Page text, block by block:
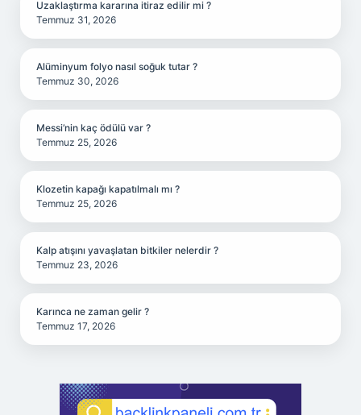
Uzaklaştırma kararına itiraz edilir mi ?
Temmuz 31, 2026
Alüminyum folyo nasıl soğuk tutar ?
Temmuz 30, 2026
Messi’nin kaç ödülü var ?
Temmuz 25, 2026
Klozetin kapağı kapatılmalı mı ?
Temmuz 25, 2026
Kalp atışını yavaşlatan bitkiler nelerdir ?
Temmuz 23, 2026
Karınca ne zaman gelir ?
Temmuz 17, 2026